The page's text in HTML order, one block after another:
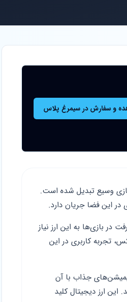
و سفارش در سیمرغ پلاس
وسیع تبدیل شده است.
بازی‌ها به این ارز نیاز
تجربه کاربری در این
جذاب با آن
ارز دیجیتال کلید